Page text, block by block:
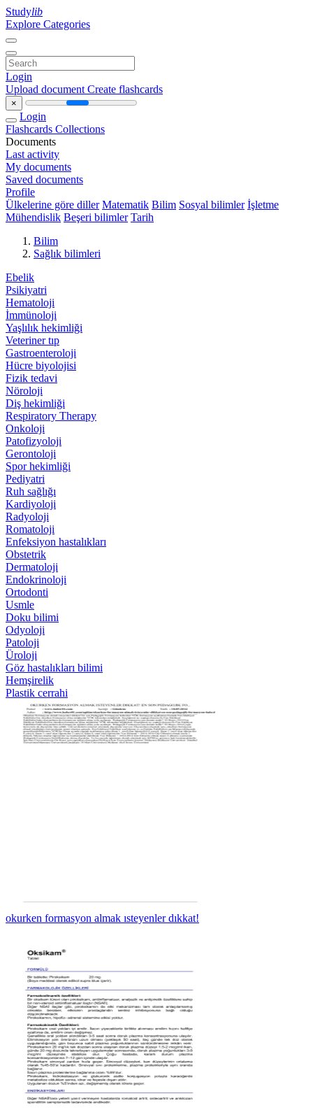
Studylib
Explore Categories
Login
Upload document Create flashcards
×
Login
Flashcards Collections
Documents
Last activity
My documents
Saved documents
Profile
Ülkelerine göre diller Matematik Bilim Sosyal bilimler İşletme
Mühendislik Beşeri bilimler Tarih
Bilim
Sağlık bilimleri
Ebelik
Psikiyatri
Hematoloji
İmmünoloji
Yaşlılık hekimliği
Veteriner tıp
Gastroenteroloji
Hücre biyolojisi
Fizik tedavi
Nöroloji
Diş hekimliği
Respiratory Therapy
Onkoloji
Patofizyoloji
Gerontoloji
Spor hekimliği
Pediyatri
Ruh sağlığı
Kardiyoloji
Radyoloji
Romatoloji
Enfeksiyon hastalıkları
Obstetrik
Dermatoloji
Endokrinoloji
Ortodonti
Usmle
Doku bilimi
Odyoloji
Patoloji
Üroloji
Göz hastalıkları bilimi
Hemşirelik
Plastik cerrahi
okurken formasyon almak ısteyenler dıkkat!